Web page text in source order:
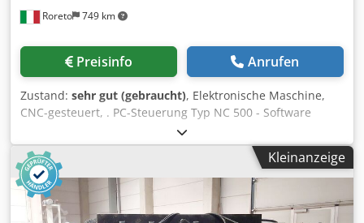
Roreto 749 km
Preisinfo Anrufen
Zustand: sehr gut (gebraucht), Elektronische Maschine,
CNC-gesteuert, . PC-Steuerung Typ NC 500 - Software
Tooling System Nr. 2 Durchlauf motorisierte conveyoring
Bänder - Vorschubgeschwindigkeit (m/min) 35 - 75 ca. Max.
Arbeitbreite (mm) 3200 - Min. arbeitbreite (mm) 215 Nr. 2
Horizontalen Bohrsupporten N° 2 Bohreinheiten für jeder
horizontale Bohrsupport (11 Spindeln für jede
Bohreinheite) Dkedeyyw S Repfx Ag Der Nr. 5 Unteren
Kleinanzeige